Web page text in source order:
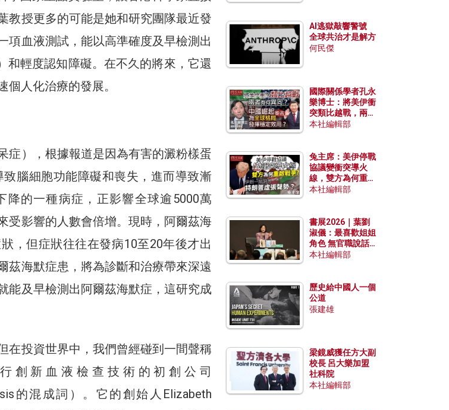
教授更多的可能是她和研究團隊最近發
項血液測試，能以高準確度及早檢測出
和輕度認知障礙。在不久的將來，它還
人化治療的發展。
症），根據報道是因為有害的澱粉樣蛋
腦細胞功能障礙和喪失，進而導致漸
降的一種病症，正影響全球逾5000萬
受影響的人數會倍增。現時，阿爾茲海
，但症狀往往在發病10至20年後才出
茲海默症患，將為診斷和治療帶來深遠
能及早檢測出阿爾茲海默症，這研究成
在投資世界中，我們曾經碰到一間聲稱
創新血液檢查技術的初創公司
的混成詞）。它的創始人Elizabeth
AI逃獄敲響警號
全球共治才是解方
何民傑
國際關係學者孔永
樂博士：將美伊衝
突類比越戰，兩者
有何異同？中國崛
本社編輯部
兔主席：美伊停戰
協議變衝突導火
線，雙方為何重啟
戰爭？伊朗一早洞
本社編輯部
書展2026｜葉劉
淑儀：最喜歡姐姐
角色 無官職說話
包袱少
本社編輯部
歷史給中國人一個
公道
張建雄
梁鏡威獲任方大副
校長 呂大樂加盟
社科院
本社編輯部